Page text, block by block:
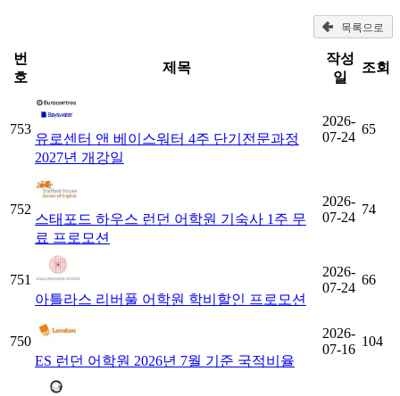
목록으로
번
호
제목
작성
일
조회
753
유로센터 앤 베이스워터 4주 단기전문과정
2027년 개강일
2026-
07-24
65
752
스태포드 하우스 런던 어학원 기숙사 1주 무
료 프로모션
2026-
07-24
74
751
아틀라스 리버풀 어학원 학비할인 프로모션
2026-
07-24
66
750
ES 런던 어학원 2026년 7월 기준 국적비율
2026-
07-16
104